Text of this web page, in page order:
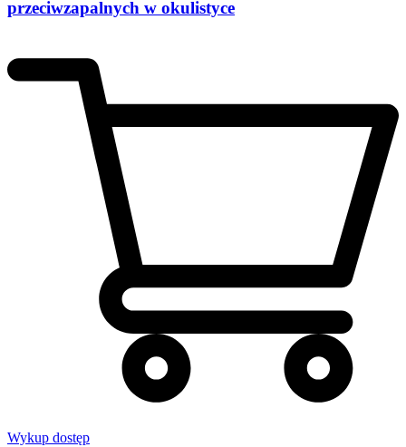
przeciwzapalnych w okulistyce
Wykup dostęp